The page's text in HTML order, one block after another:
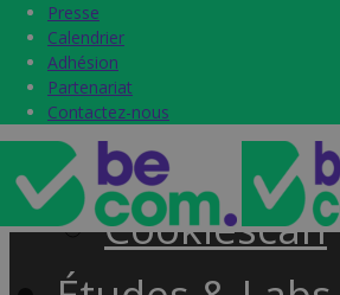
Presse
Calendrier
Adhésion
Partenariat
Contactez-nous
Presse
Calendrier
Adhésion
Partenariat
Contactez-nous
Label & audits
Becom
Security
Cookiescan